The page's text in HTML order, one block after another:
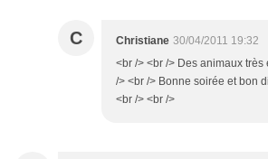
C Christiane 30/04/2011 19:32
<br /> <br /> Des animaux très
/> <br /> Bonne soirée et bon
<br /> <br />